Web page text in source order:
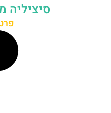
סיציליה